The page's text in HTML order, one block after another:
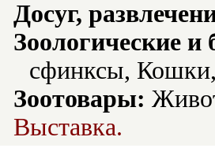
Досуг,
Зоологические и
сфинксы,
Зоотовары:
Выставка.